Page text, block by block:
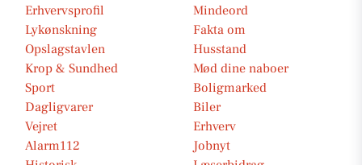
Erhvervsprofil
Mindeord
Lykønskning
Fakta om
Opslagstavlen
Husstand
Krop & Sundhed
Mød dine naboer
Sport
Boligmarked
Dagligvarer
Biler
Vejret
Erhverv
Alarm112
Jobnyt